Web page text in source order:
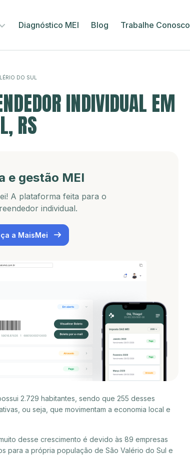
Diagnóstico MEI Blog Trabalhe Conosco
DO SUL
INDIVIDUAL EM
RS
e gestão MEI
A plataforma feita para o
individual.
a MaisMei
2.729 habitantes, sendo que 255 desses
ou seja, que movimentam a economia local e
desse crescimento é devido às 89 empresas
para a própria população de São Valério do Sul e